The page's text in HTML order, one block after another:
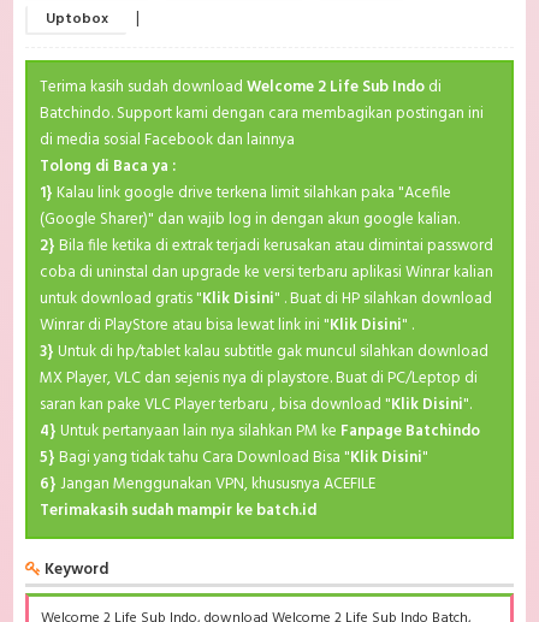
Uptobox |
Terima kasih sudah downloadWelcome 2 Life Sub Indodi
Batchindo. Support kami dengan cara membagikan postingan ini
di media sosial Facebook dan lainnya
Tolong di Baca ya :
1} Kalau link google drive terkena limit silahkan paka "Acefile
(Google Sharer)" dan wajib log in dengan akun google kalian.
2} Bila file ketika di extrak terjadi kerusakan atau dimintai password
coba di uninstal dan upgrade ke versi terbaru aplikasi Winrar kalian
untuk download gratis "Klik Disini" . Buat di HP silahkan download
Winrar di PlayStore atau bisa lewat link ini "Klik Disini" .
3} Untuk di hp/tablet kalau subtitle gak muncul silahkan download
MX Player, VLC dan sejenis nya di playstore. Buat di PC/Leptop di
saran kan pake VLC Player terbaru , bisa download "Klik Disini".
4} Untuk pertanyaan lain nya silahkan PM ke Fanpage Batchindo
5} Bagi yang tidak tahu Cara Download Bisa "Klik Disini"
6}Jangan Menggunakan VPN, khususnya ACEFILE
Terimakasih sudah mampir ke batch.id
Keyword